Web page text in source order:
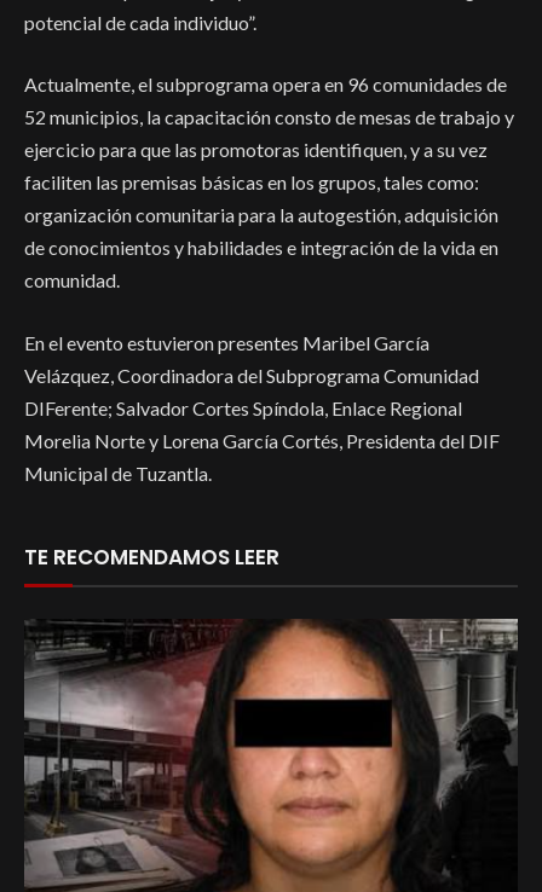
potencial de cada individuo”.
Actualmente, el subprograma opera en 96 comunidades de
52 municipios, la capacitación consto de mesas de trabajo y
ejercicio para que las promotoras identifiquen, y a su vez
faciliten las premisas básicas en los grupos, tales como:
organización comunitaria para la autogestión, adquisición
de conocimientos y habilidades e integración de la vida en
comunidad.
En el evento estuvieron presentes Maribel García
Velázquez, Coordinadora del Subprograma Comunidad
DIFerente; Salvador Cortes Spíndola, Enlace Regional
Morelia Norte y Lorena García Cortés, Presidenta del DIF
Municipal de Tuzantla.
TE RECOMENDAMOS LEER